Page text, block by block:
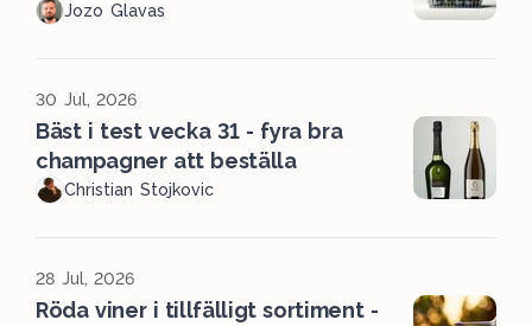
Jozo Glavas
30 Jul, 2026
Bäst i test vecka 31 - fyra bra
champagner att beställa
Christian Stojkovic
28 Jul, 2026
Röda viner i tillfälligt sortiment -